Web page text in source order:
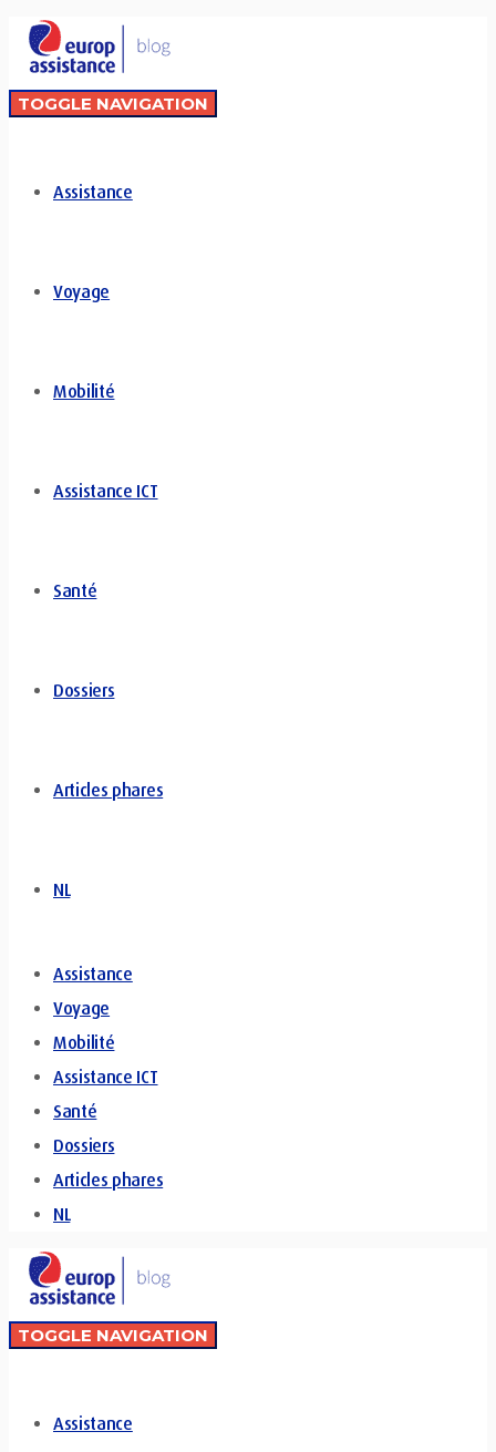
TOGGLE NAVIGATION
Assistance
Voyage
Mobilité
Assistance ICT
Santé
Dossiers
Articles phares
NL
Assistance
Voyage
Mobilité
Assistance ICT
Santé
Dossiers
Articles phares
NL
TOGGLE NAVIGATION
Assistance